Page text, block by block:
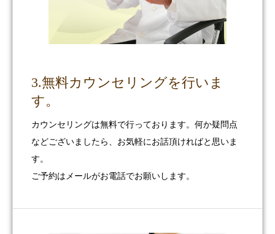
3.無料カウンセリングを行いま
す。
カウンセリングは無料で行っております。何か疑問点
などございましたら、お気軽にお話頂ければと思いま
す。
ご予約はメールがお電話でお願いします。